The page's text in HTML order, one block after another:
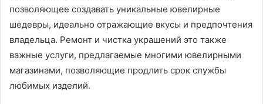
позволяющее создавать уникальные ювелирные
шедевры, идеально отражающие вкусы и предпочтения
владельца. Ремонт и чистка украшений это также
важные услуги, предлагаемые многими ювелирными
магазинами, позволяющие продлить срок службы
любимых изделий.